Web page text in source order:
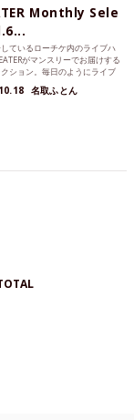
Monthly Sele
ているローチケ内のライブハ
がマンスリーでお届けする
ション。毎日のようにライブ
名取ふとん